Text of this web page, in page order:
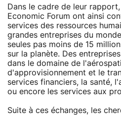
Dans le cadre de leur
Economic Forum ont ainsi
services des ressources
grandes entreprises du
seules pas moins de 15
sur la planète. Des
dans le domaine de
d'approvisionnement et le
services financiers, la santé,
ou encore les services aux
Suite à ces échanges, les